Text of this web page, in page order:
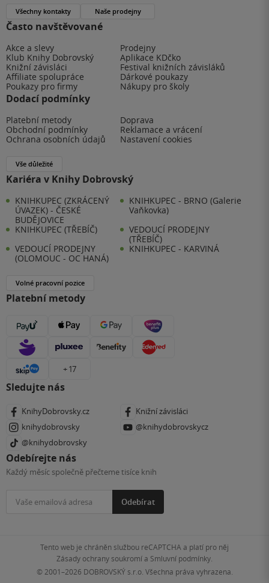
Často navštěvované
Akce a slevy
Prodejny
Klub Knihy Dobrovský
Aplikace KDčko
Knižní závisláci
Festival knižních závisláků
Affiliate spolupráce
Dárkové poukazy
Poukazy pro firmy
Nákupy pro školy
Dodací podmínky
Platební metody
Doprava
Obchodní podmínky
Reklamace a vrácení
Ochrana osobních údajů
Nastavení cookies
Vše důležité
Kariéra v Knihy Dobrovský
KNIHKUPEC (ZKRÁCENÝ
ÚVAZEK) - ČESKÉ
BUDĚJOVICE
KNIHKUPEC - BRNO (Galerie
Vaňkovka)
KNIHKUPEC (TŘEBÍČ)
VEDOUCÍ PRODEJNY
(TŘEBÍČ)
VEDOUCÍ PRODEJNY
(OLOMOUC - OC HANÁ)
KNIHKUPEC - KARVINÁ
Volné pracovní pozice
Platební metody
+ 17
Sledujte nás
KnihyDobrovsky.cz
Knižní závisláci
knihydobrovsky
@knihydobrovskycz
@knihydobrovsky
Odebírejte nás
Každý měsíc společně přečteme tisíce knih
Odebírat
Všechny kontakty Naše prodejny
Tento web je chráněn službou reCAPTCHA a platí pro něj
Zásady ochrany soukromía Smluvní podmínky
© 2001–2026 DOBROVSKÝ s.r.o. Všechna práva vyhrazena.